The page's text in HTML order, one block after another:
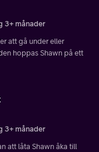
3+ månader
att gå under eller
hoppas Shawn på ett
3+ månader
att låta Shawn åka till